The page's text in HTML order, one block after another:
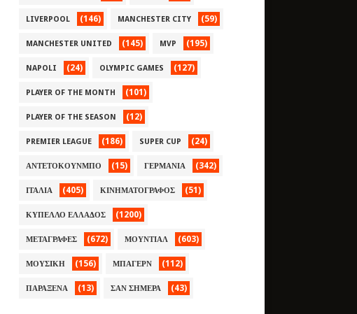
LIVERPOOL (146) MANCHESTER CITY (59)
MANCHESTER UNITED (145) MVP (195)
NAPOLI (24) OLYMPIC GAMES (127)
PLAYER OF THE MONTH (101)
PLAYER OF THE SEASON (12)
PREMIER LEAGUE (186) SUPER CUP (24)
ΑΝΤΕΤΟΚΟΥΝΜΠΟ (15) ΓΕΡΜΑΝΙΑ (342)
ΙΤΑΛΙΑ (405) ΚΙΝΗΜΑΤΟΓΡΑΦΟΣ (51)
ΚΥΠΕΛΛΟ ΕΛΛΑΔΟΣ (1200)
ΜΕΤΑΓΡΑΦΕΣ (672) ΜΟΥΝΤΙΑΛ (603)
ΜΟΥΣΙΚΗ (156) ΜΠΑΓΕΡΝ (112)
ΠΑΡΑΞΕΝΑ (13) ΣΑΝ ΣΗΜΕΡΑ (43)